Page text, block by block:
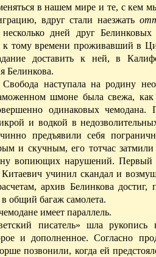
в нашем мире и те, с кем
вдруг стали наезжать
дней друг Белинковых
тому времени проживавший в
доставить к ней, в
Белинкова.
Свобода наступала на родину
шмоне была свежа, как
одинаковых чемодана.
и водкой в
предъявили себя
и скучным, его тотчас затмили
вопиющих нарушений. Первый
учинил скандал и
архив Белинкова достиг,
общий багаж самолета.
имеет параллель.
писатель» шла
и дополненное. Согласно
позвонили, когда ей